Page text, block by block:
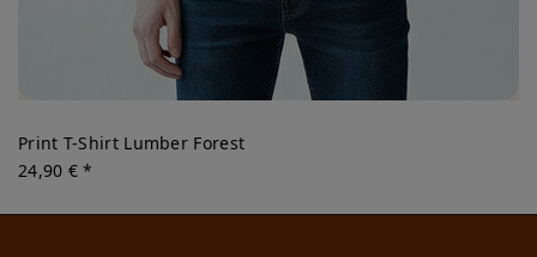
Print T-Shirt Lumber Forest
24,90 € *